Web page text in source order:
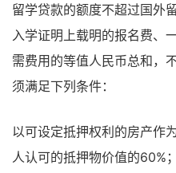
留学贷款的额度不超过国外
入学证明上载明的报名费、
需费用的等值人民币总和，
须满足下列条件：
以可设定抵押权利的房产作
人认可的抵押物价值的60%；